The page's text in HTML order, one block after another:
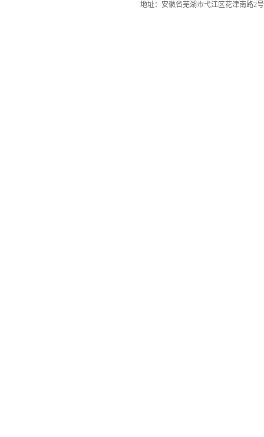
地址：安徽省芜湖市弋江区花津南路2